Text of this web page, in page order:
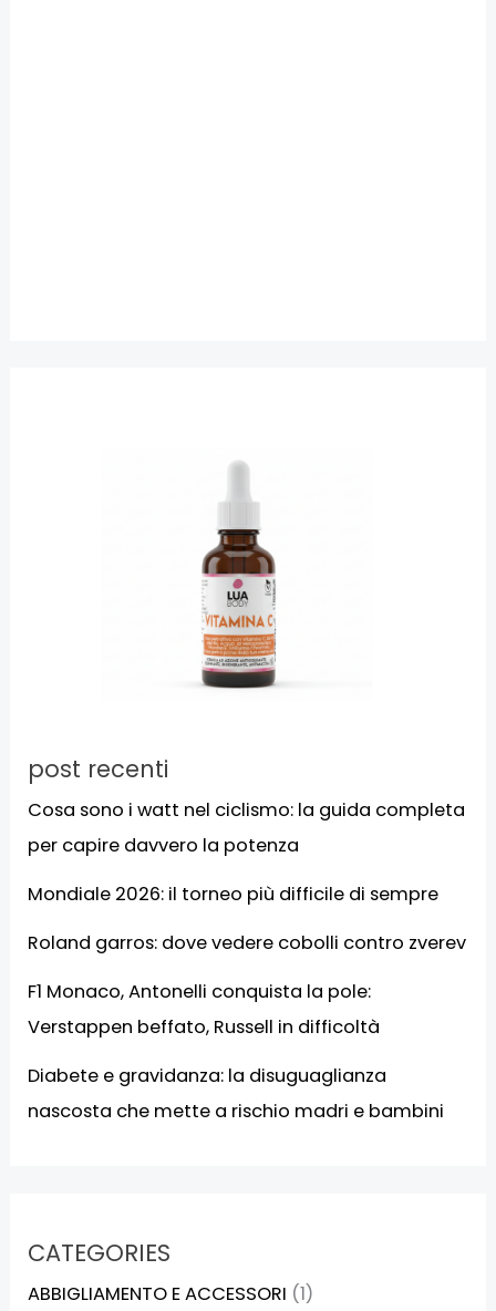
post recenti
Cosa sono i watt nel ciclismo: la guida completa
per capire davvero la potenza
Mondiale 2026: il torneo più difficile di sempre
Roland garros: dove vedere cobolli contro zverev
F1 Monaco, Antonelli conquista la pole:
Verstappen beffato, Russell in difficoltà
Diabete e gravidanza: la disuguaglianza
nascosta che mette a rischio madri e bambini
CATEGORIES
ABBIGLIAMENTO E ACCESSORI (1)